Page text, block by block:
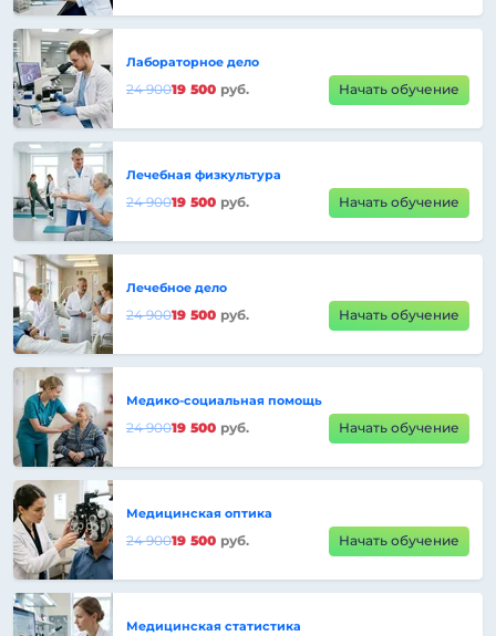
Лабораторное дело
24 90019 500 руб. Начать обучение
Лечебная физкультура
24 90019 500 руб. Начать обучение
Лечебное дело
24 90019 500 руб. Начать обучение
Медико-социальная помощь
24 90019 500 руб. Начать обучение
Медицинская оптика
24 90019 500 руб. Начать обучение
Медицинская статистика